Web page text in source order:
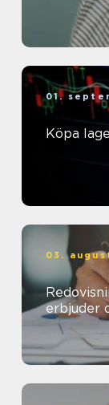
01.
Köpa
03.
erbjuder